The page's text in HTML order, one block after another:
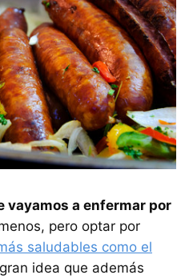
vayamos a enfermar por
pero optar por
saludables como el
idea que además